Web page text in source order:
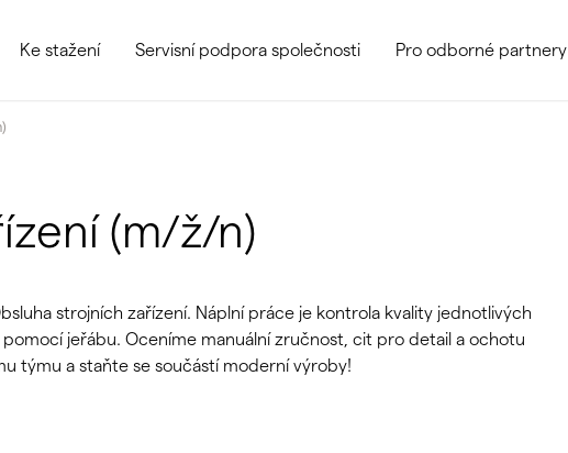
Ke stažení Servisní podpora společnosti Pro odborné partnery
(m/ž/n)
strojních zařízení. Náplní práce je kontrola kvality jednotlivých
jeřábu. Oceníme manuální zručnost, cit pro detail a ochotu
týmu a staňte se součástí moderní výroby!